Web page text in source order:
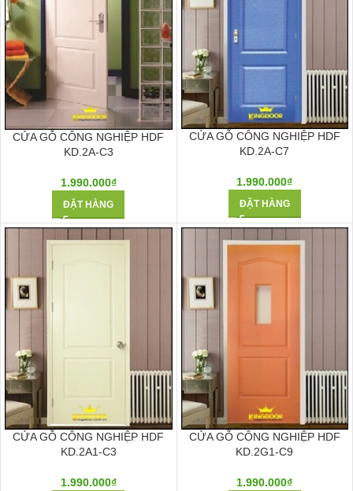
CỬA GỖ CÔNG NGHIỆP HDF
KD.2A-C3
1.990.000₫
ĐẶT HÀNG
CỬA GỖ CÔNG NGHIỆP HDF
KD.2A-C7
1.990.000₫
ĐẶT HÀNG
CỬA GỖ CÔNG NGHIỆP HDF
KD.2A1-C3
1.990.000₫
CỬA GỖ CÔNG NGHIỆP HDF
KD.2G1-C9
1.990.000₫